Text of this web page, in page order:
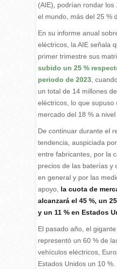
(AIE), podrían rondar los
el mundo, más del 25 %
En su informe anual
eléctricos, la AIE señala
primer trimestre sus
subido un 25 %
periodo de 2023,
un total de 14 millones
eléctricos, lo que supuso
mercado del 18 % a nivel
De continuar durante el
tendencia, auspiciada
entre fabricantes, por la
precios de las baterías y
en general y por las
apoyo, la cuota de
alcanzará el 45 %, un
y un 11 % en Estados
El pasado año, el
representó un 60 % de
vehículos eléctricos,
Estados Unidos un 10 %.